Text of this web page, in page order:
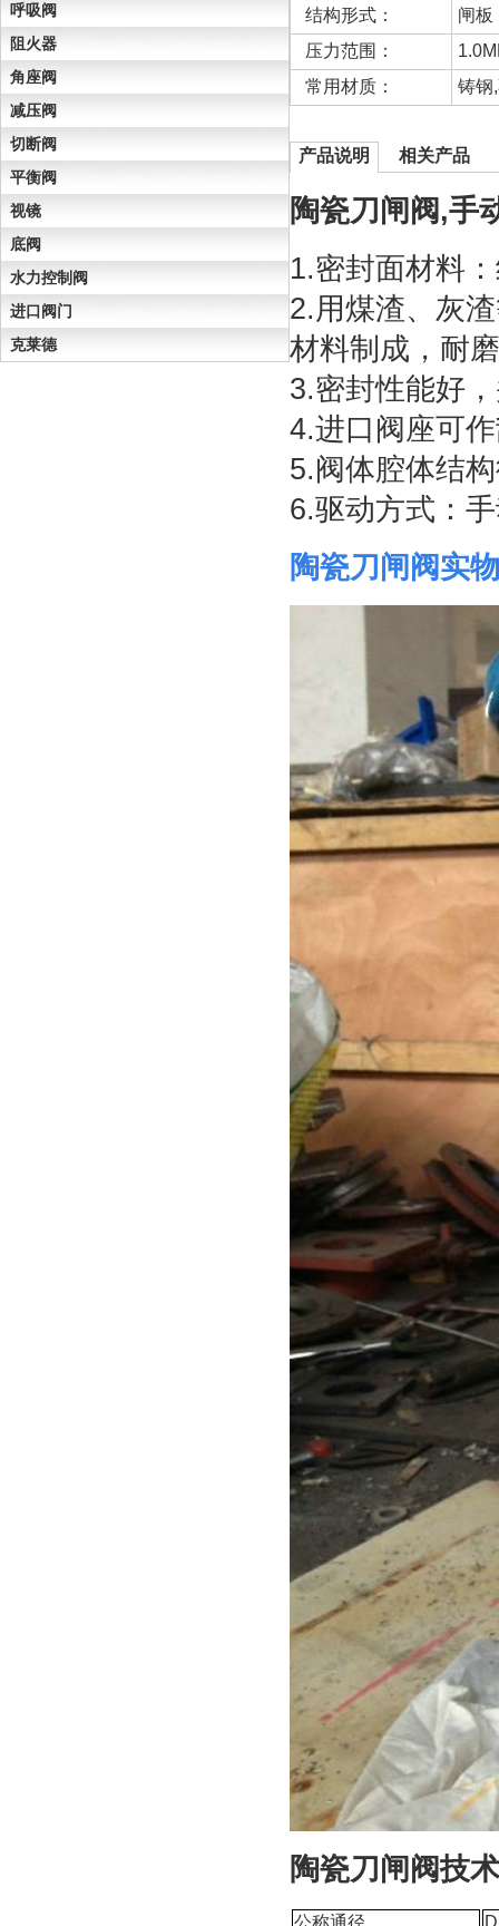
呼吸阀
阻火器
角座阀
减压阀
切断阀
平衡阀
视镜
底阀
水力控制阀
进口阀门
克莱德
结构形式：
闸板
压力范围：
常用材质：
铸钢
产品说明 相关产品
陶瓷刀闸阀,手
1.密封面材料
2.用煤渣、灰
材料制成，耐
3.密封性能好
4.进口阀座可
5.阀体腔体结
6.驱动方式：
陶瓷刀闸阀实
陶瓷刀闸阀技
公称通径